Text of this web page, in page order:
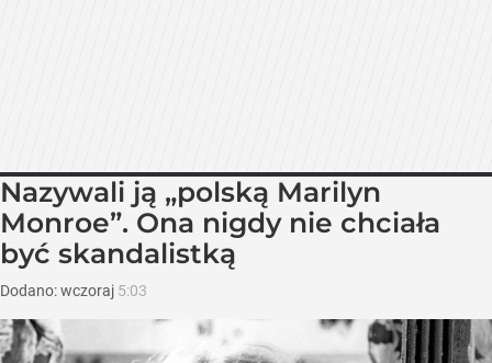
Nazywali ją „polską Marilyn
Monroe”. Ona nigdy nie chciała
być skandalistką
Dodano:wczoraj 5:03